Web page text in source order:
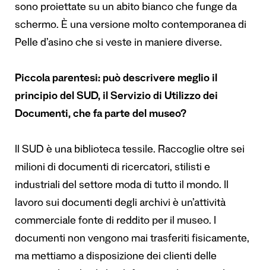
sono proiettate su un abito bianco che funge da
schermo. È una versione molto contemporanea di
Pelle d’asino che si veste in maniere diverse.
Piccola parentesi: può descrivere meglio il
principio del SUD, il Servizio di Utilizzo dei
Documenti, che fa parte del museo?
Il SUD è una biblioteca tessile. Raccoglie oltre sei
milioni di documenti di ricercatori, stilisti e
industriali del settore moda di tutto il mondo. Il
lavoro sui documenti degli archivi è un’attività
commerciale fonte di reddito per il museo. I
documenti non vengono mai trasferiti fisicamente,
ma mettiamo a disposizione dei clienti delle